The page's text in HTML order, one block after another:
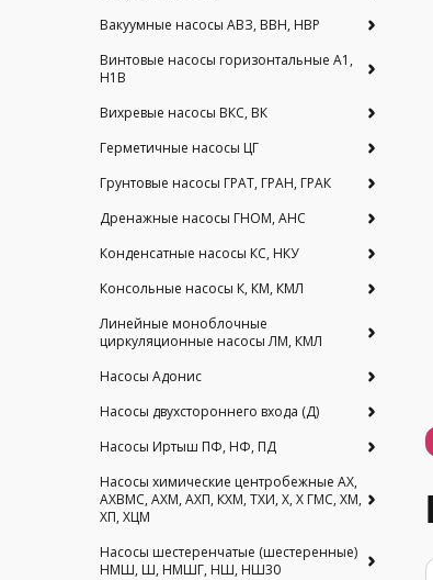
Вакуумные насосы АВЗ, ВВН, НВР
Винтовые насосы горизонтальные А1,
Н1В
Вихревые насосы ВКС, ВК
Герметичные насосы ЦГ
Грунтовые насосы ГРАТ, ГРАН, ГРАК
Дренажные насосы ГНОМ, АНС
Конденсатные насосы КС, НКУ
Консольные насосы К, КМ, КМЛ
Линейные моноблочные
циркуляционные насосы ЛМ, КМЛ
Насосы Адонис
Насосы двухстороннего входа (Д)
Насосы Иртыш ПФ, НФ, ПД
Насосы химические центробежные АХ,
АХВМС, АХМ, АХП, КХМ, ТХИ, Х, Х ГМС, ХМ,
ХП, ХЦМ
Насосы шестеренчатые (шестеренные)
НМШ, Ш, НМШГ, НШ, НШ30